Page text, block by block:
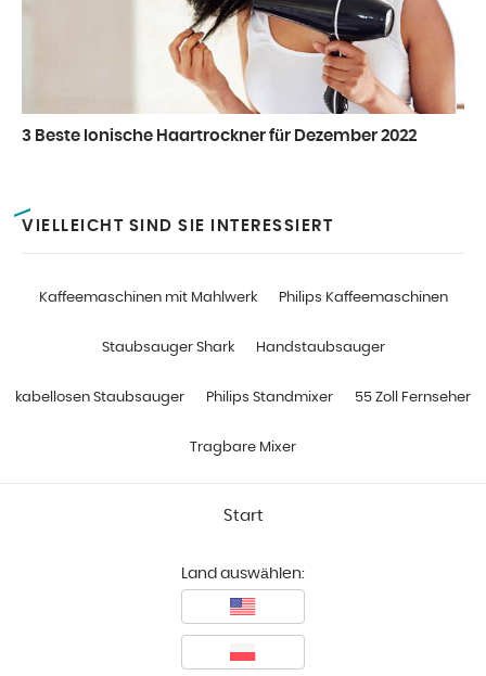
3 Beste Ionische Haartrockner für Dezember 2022
VIELLEICHT SIND SIE INTERESSIERT
Kaffeemaschinen mit Mahlwerk Philips Kaffeemaschinen
Staubsauger Shark Handstaubsauger
kabellosen Staubsauger Philips Standmixer 55 Zoll Fernseher
Tragbare Mixer
Start
Land auswählen: